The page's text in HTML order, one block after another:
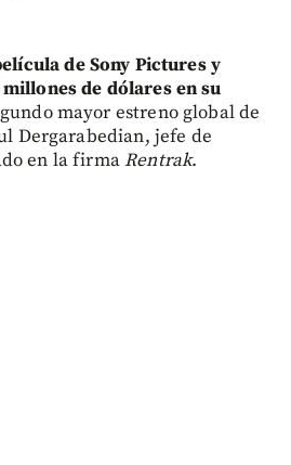
de Sony Pictures y
de dólares en su
mayor estreno global de
Dergarabedian, jefe de
en la firmaRentrak.